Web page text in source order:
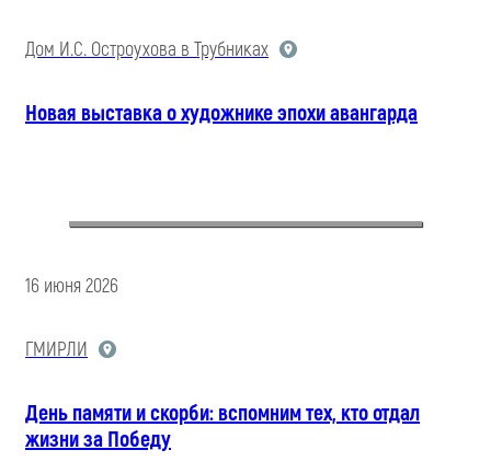
Дом И.С. Остроухова в Трубниках
Новая выставка о художнике эпохи авангарда
16 июня 2026
ГМИРЛИ
День памяти и скорби: вспомним тех, кто отдал
жизни за Победу